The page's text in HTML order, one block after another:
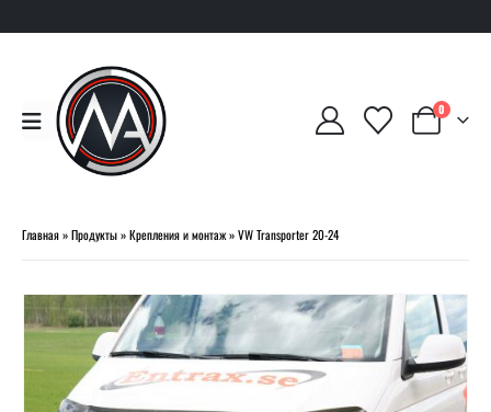
0
Главная»Продукты»Крепления и монтаж»VW Transporter 20-24